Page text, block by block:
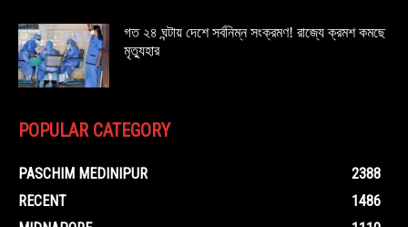
গত ২৪ ঘন্টায় দেশে সর্বনিম্ন সংক্রমণ! রাজ্যে ক্রমশ কমছে
মৃত্যুহার
POPULAR CATEGORY
PASCHIM MEDINIPUR
2388
RECENT
1486